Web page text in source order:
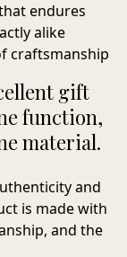
endures
alike
craftsmanship
gift
function,
material.
and
is made with
and the